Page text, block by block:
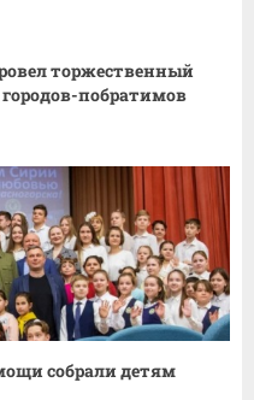
торжественный
побратимов
собрали детям